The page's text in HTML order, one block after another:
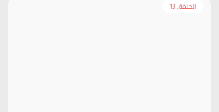
الحلقة: 13